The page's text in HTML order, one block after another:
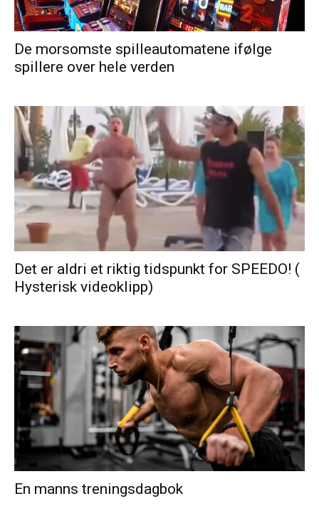
De morsomste spilleautomatene ifølge
spillere over hele verden
Det er aldri et riktig tidspunkt for SPEEDO! (
Hysterisk videoklipp)
En manns treningsdagbok